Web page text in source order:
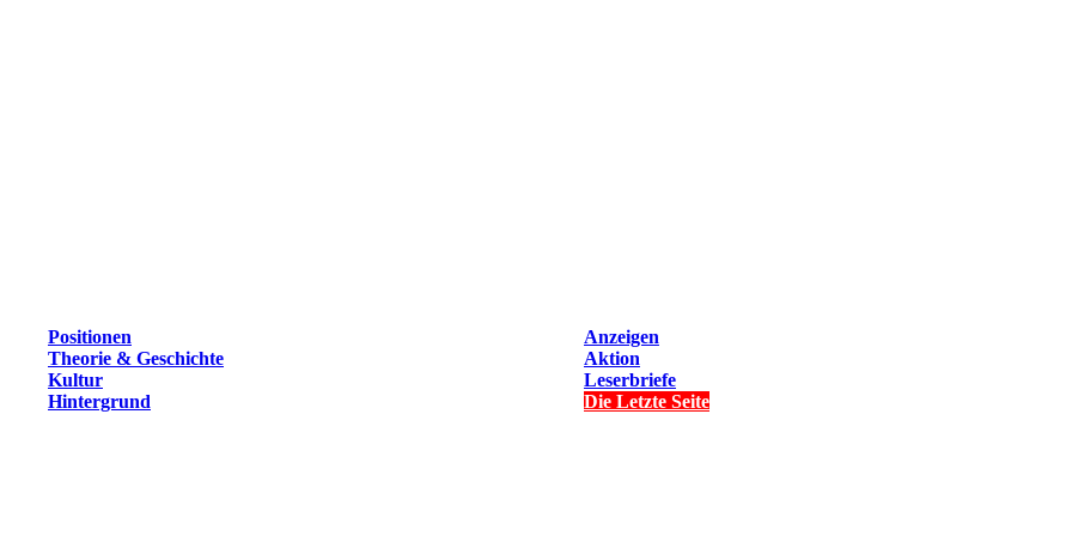
Positionen
Anzeigen
Theorie & Geschichte
Aktion
Kultur
Leserbriefe
Hintergrund Die Letzte Seite